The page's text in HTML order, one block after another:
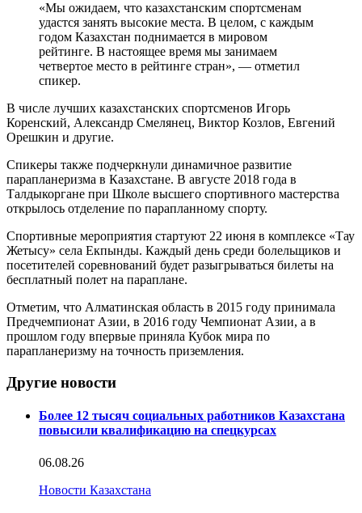
«Мы ожидаем, что казахстанским спортсменам
удастся занять высокие места. В целом, с каждым
годом Казахстан поднимается в мировом
рейтинге. В настоящее время мы занимаем
четвертое место в рейтинге стран», — отметил
спикер.
В числе лучших казахстанских спортсменов Игорь
Коренский, Александр Смелянец, Виктор Козлов, Евгений
Орешкин и другие.
Спикеры также подчеркнули динамичное развитие
парапланеризма в Казахстане. В августе 2018 года в
Талдыкоргане при Школе высшего спортивного мастерства
открылось отделение по парапланному спорту.
Спортивные мероприятия стартуют 22 июня в комплексе «Тау
Жетысу» села Екпынды. Каждый день среди болельщиков и
посетителей соревнований будет разыгрываться билеты на
бесплатный полет на параплане.
Отметим, что Алматинская область в 2015 году принимала
Предчемпионат Азии, в 2016 году Чемпионат Азии, а в
прошлом году впервые приняла Кубок мира по
парапланеризму на точность приземления.
Другие новости
Более 12 тысяч социальных работников Казахстана
повысили квалификацию на спецкурсах
06.08.26
Новости Казахстана